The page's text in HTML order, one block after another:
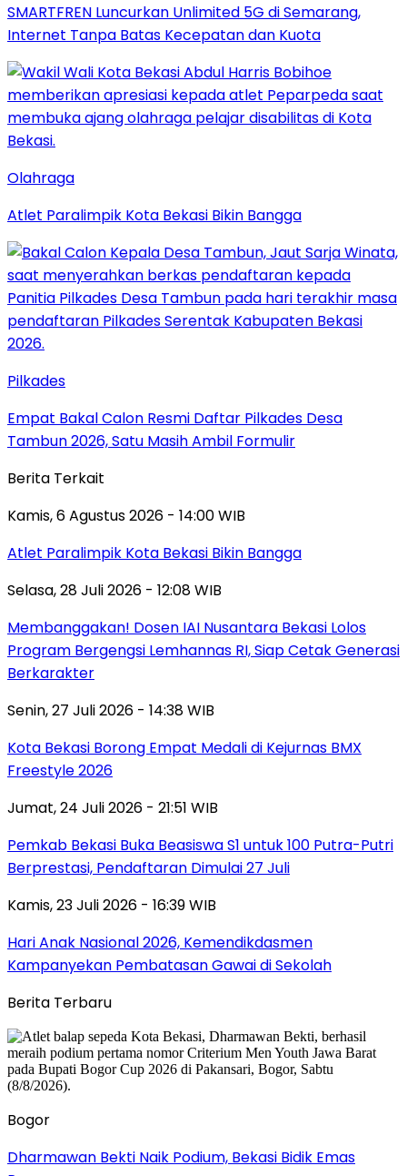
SMARTFREN Luncurkan Unlimited 5G di Semarang,
Internet Tanpa Batas Kecepatan dan Kuota
Olahraga
Atlet Paralimpik Kota Bekasi Bikin Bangga
Pilkades
Empat Bakal Calon Resmi Daftar Pilkades Desa
Tambun 2026, Satu Masih Ambil Formulir
Berita Terkait
Kamis, 6 Agustus 2026 - 14:00 WIB
Atlet Paralimpik Kota Bekasi Bikin Bangga
Selasa, 28 Juli 2026 - 12:08 WIB
Membanggakan! Dosen IAI Nusantara Bekasi Lolos
Program Bergengsi Lemhannas RI, Siap Cetak Generasi
Berkarakter
Senin, 27 Juli 2026 - 14:38 WIB
Kota Bekasi Borong Empat Medali di Kejurnas BMX
Freestyle 2026
Jumat, 24 Juli 2026 - 21:51 WIB
Pemkab Bekasi Buka Beasiswa S1 untuk 100 Putra-Putri
Berprestasi, Pendaftaran Dimulai 27 Juli
Kamis, 23 Juli 2026 - 16:39 WIB
Hari Anak Nasional 2026, Kemendikdasmen
Kampanyekan Pembatasan Gawai di Sekolah
Berita Terbaru
Bogor
Dharmawan Bekti Naik Podium, Bekasi Bidik Emas